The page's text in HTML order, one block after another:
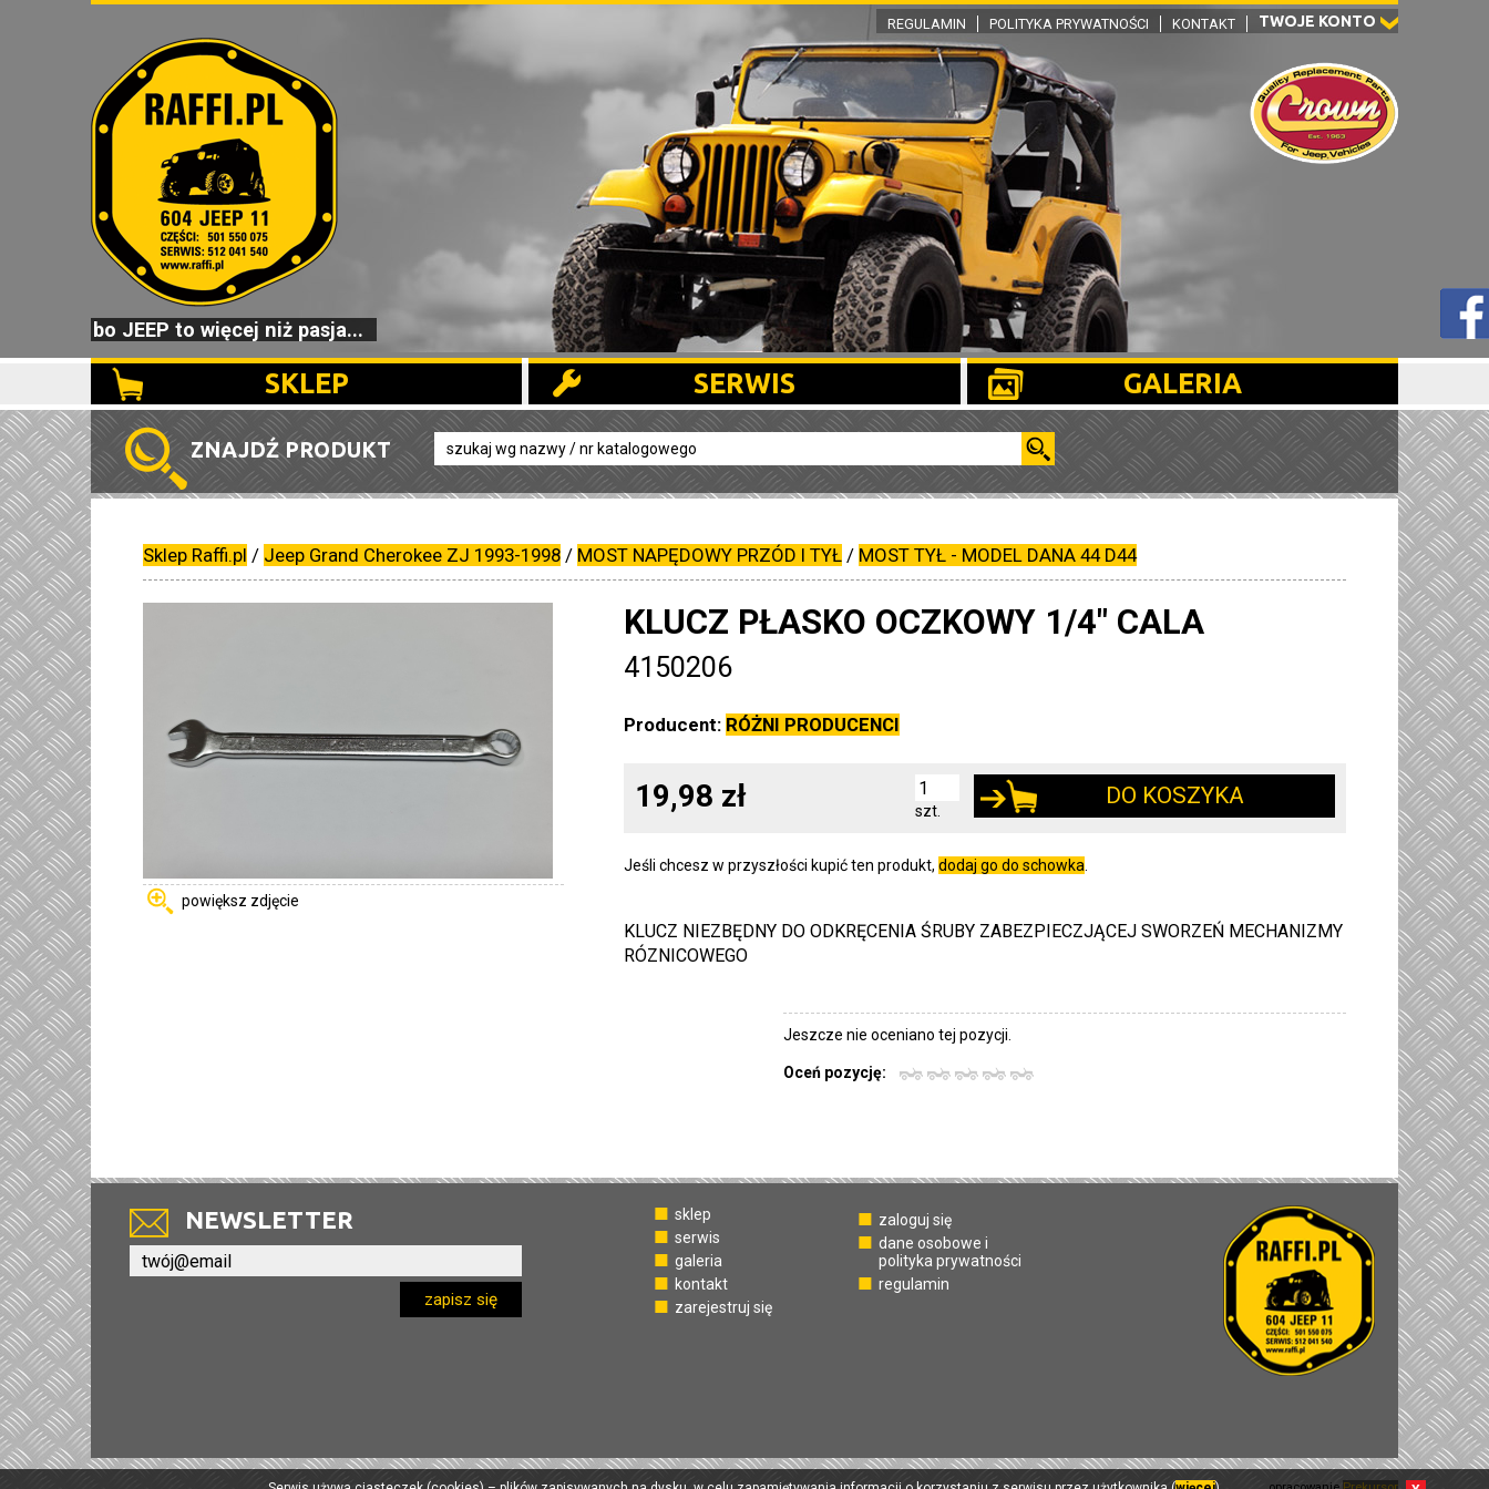
TWOJE KONTO
REGULAMIN POLITYKA PRYWATNOŚCI KONTAKT
bo JEEP to więcej niż pasja...
SKLEP SERWIS GALERIA
ZNAJDŹ PRODUKT
Sklep Raffi.pl / Jeep Grand Cherokee ZJ 1993-1998 / MOST NAPĘDOWY PRZÓD I TYŁ / MOST TYŁ - MODEL DANA 44 D44
powiększ zdjęcie
KLUCZ PŁASKO OCZKOWY 1/4" CALA
4150206
Producent: RÓŻNI PRODUCENCI
19,98 zł szt.
DO KOSZYKA
Jeśli chcesz w przyszłości kupić ten produkt,dodaj go do schowka
KLUCZ NIEZBĘDNY DO ODKRĘCENIA ŚRUBY ZABEZPIECZJĄCEJ SWORZEŃ MECHANIZMY
RÓZNICOWEGO
Jeszcze nie oceniano tej pozycji.
Oceń pozycję:
NEWSLETTER
zapisz się
sklep
serwis
galeria
kontakt
zarejestruj się
zaloguj się
dane osobowe i
polityka prywatności
regulamin